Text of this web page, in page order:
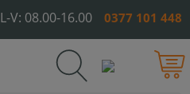
L-V: 08.00-16.00 0377 101 448